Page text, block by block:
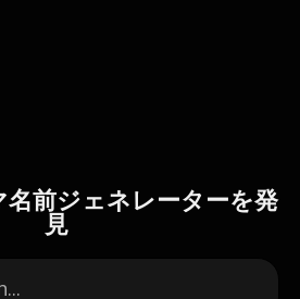
前ジェネレーターを発
見